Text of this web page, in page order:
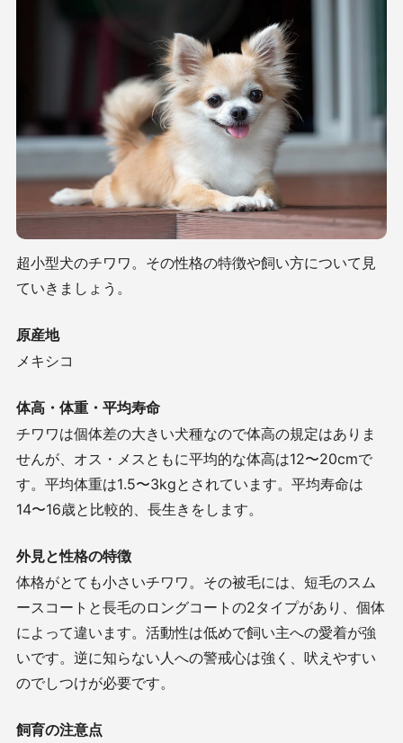
超小型犬のチワワ。その性格の特徴や飼い方について見
ていきましょう。
原産地
メキシコ
体高・体重・平均寿命
チワワは個体差の大きい犬種なので体高の規定はありま
せんが、オス・メスともに平均的な体高は12〜20cmで
す。平均体重は1.5〜3kgとされています。平均寿命は
14〜16歳と比較的、長生きをします。
外見と性格の特徴
体格がとても小さいチワワ。その被毛には、短毛のスム
ースコートと長毛のロングコートの2タイプがあり、個体
によって違います。活動性は低めで飼い主への愛着が強
いです。逆に知らない人への警戒心は強く、吠えやすい
のでしつけが必要です。
飼育の注意点